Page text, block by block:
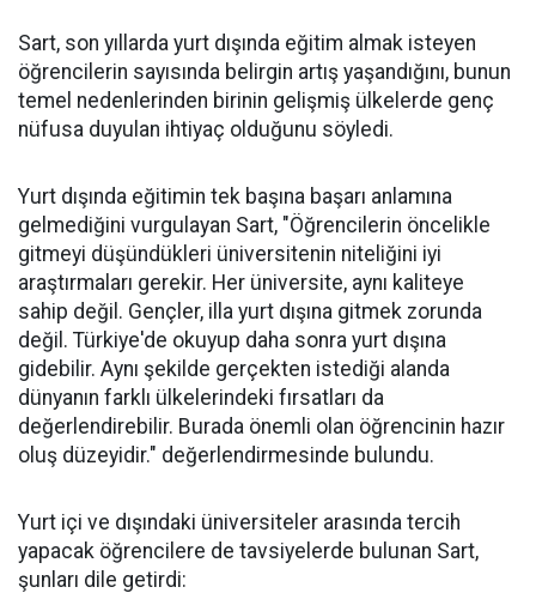
Sart, son yıllarda yurt dışında eğitim almak isteyen
öğrencilerin sayısında belirgin artış yaşandığını, bunun
temel nedenlerinden birinin gelişmiş ülkelerde genç
nüfusa duyulan ihtiyaç olduğunu söyledi.
Yurt dışında eğitimin tek başına başarı anlamına
gelmediğini vurgulayan Sart, "Öğrencilerin öncelikle
gitmeyi düşündükleri üniversitenin niteliğini iyi
araştırmaları gerekir. Her üniversite, aynı kaliteye
sahip değil. Gençler, illa yurt dışına gitmek zorunda
değil. Türkiye'de okuyup daha sonra yurt dışına
gidebilir. Aynı şekilde gerçekten istediği alanda
dünyanın farklı ülkelerindeki fırsatları da
değerlendirebilir. Burada önemli olan öğrencinin hazır
oluş düzeyidir." değerlendirmesinde bulundu.
Yurt içi ve dışındaki üniversiteler arasında tercih
yapacak öğrencilere de tavsiyelerde bulunan Sart,
şunları dile getirdi: